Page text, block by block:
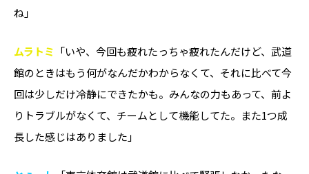
ね」
ムラトミ 「いや、今回も疲れたっちゃ疲れたんだけど、武道
館のときはもう何がなんだかわからなくて、それに比べて今
回は少しだけ冷静にできたかも。みんなの力もあって、前よ
りトラブルがなくて、チームとして機能してた。また1つ成
長した感じはありました」